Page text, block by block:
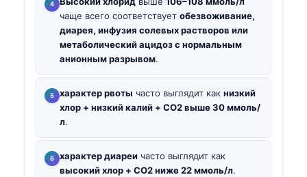
чаще всего соответствует обезвоживание,
диарея, инфузия солевых растворов или
метаболический ацидоз с нормальным
анионным разрывом.
характер рвоты часто выглядит как низкий
хлор + низкий калий + CO2 выше 30 ммоль/
л.
характер диареи часто выглядит как
высокий хлор + CO2 ниже 22 ммоль/л.